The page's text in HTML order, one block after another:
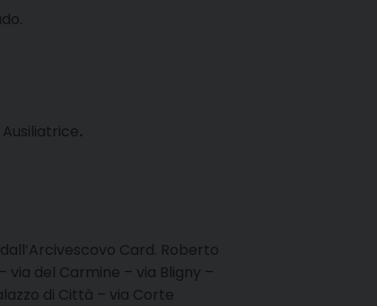
.
Card. Roberto
via del Carmine – via Bligny –
di Città – via Corte